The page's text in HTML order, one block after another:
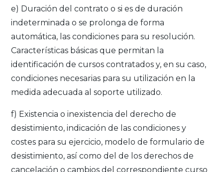
e) Duración del contrato o si es de duración
indeterminada o se prolonga de forma
automática, las condiciones para su resolución.
Características básicas que permitan la
identificación de cursos contratados y, en su caso,
condiciones necesarias para su utilización en la
medida adecuada al soporte utilizado.
f) Existencia o inexistencia del derecho de
desistimiento, indicación de las condiciones y
costes para su ejercicio, modelo de formulario de
desistimiento, así como del de los derechos de
cancelación o cambios del correspondiente curso